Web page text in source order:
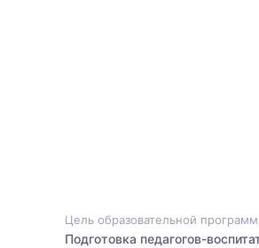
Цель образовательной
Подготовка педагогов-